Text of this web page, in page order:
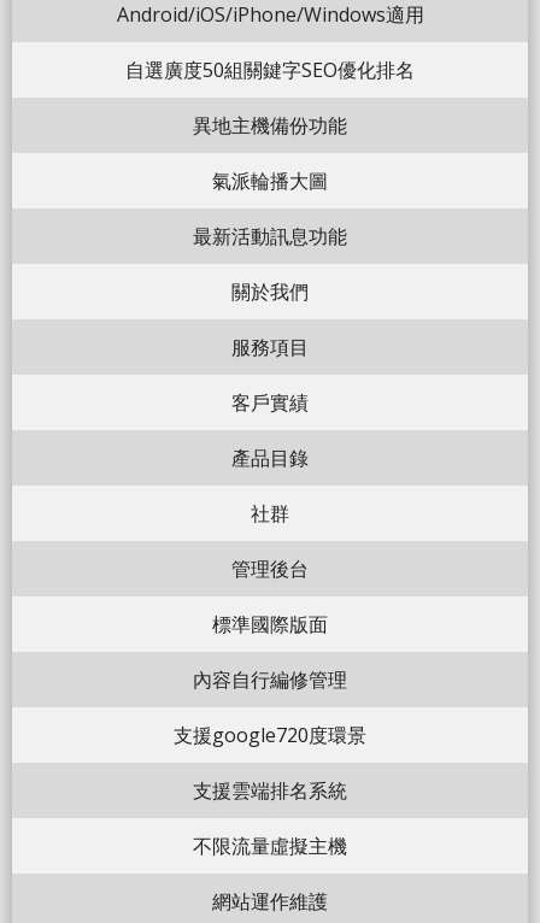
Android/iOS/iPhone/Windows適用
自選廣度50組關鍵字SEO優化排名
異地主機備份功能
氣派輪播大圖
最新活動訊息功能
關於我們
服務項目
客戶實績
產品目錄
社群
管理後台
標準國際版面
內容自行編修管理
支援google720度環景
支援雲端排名系統
不限流量虛擬主機
網站運作維護